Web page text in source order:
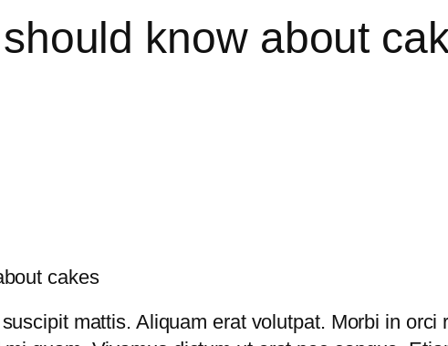
know about
cakes
mattis. Aliquam erat volutpat. Morbi in